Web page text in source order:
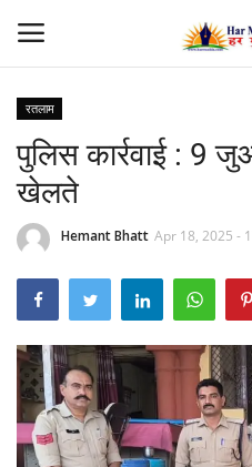
Home
Contact
मध्यप्रदेश
छत्तीसगढ़
रतलाम
पुलिस कार्रवाई : 9
खेलते
Hemant Bhatt Apr 18, 2025 -